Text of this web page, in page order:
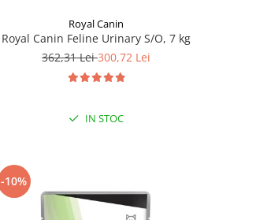
Royal Canin
Royal Canin Feline Urinary S/O, 7 kg
362,31 Lei300,72 Lei
IN STOC
-10%